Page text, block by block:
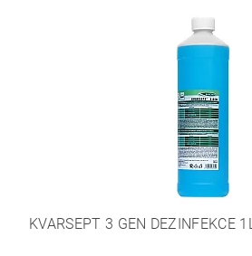
KVARSEPT 3 GEN DEZINFEKCE 1L